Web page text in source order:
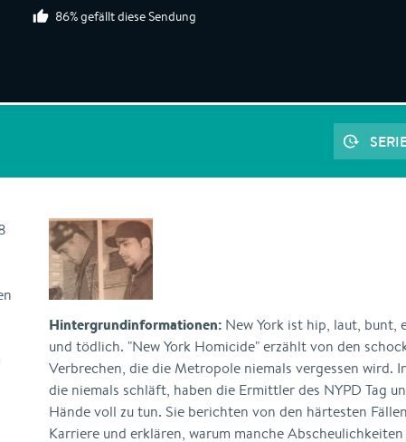
86% gefällt diese Sendung
Hintergrundinformationen: New York ist hip, laut, bunt,
und tödlich. "New York Homicide" erzählt von den
Verbrechen, die die Metropole niemals vergessen wird.
die niemals schläft, haben die Ermittler des NYPD Tag
Hände voll zu tun. Sie berichten von den härtesten
Karriere und erklären, warum manche